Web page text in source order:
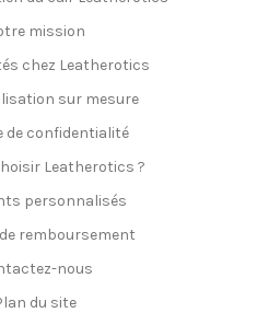
mission
chez Leatherotics
sur mesure
de confidentialité
Leatherotics ?
personnalisés
remboursement
nous
du site